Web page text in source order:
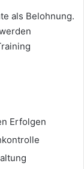
als Belohnung.
Erfolgen